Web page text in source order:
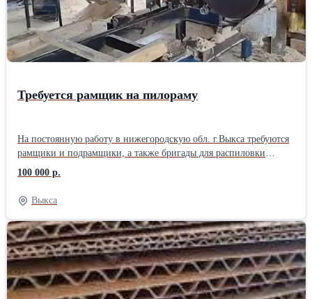
ч. Токарные работы минимальный заказ от 20 000 руб. Другие
услуги по обработке металла смотрите на официальном сайте
«Стальинтекс Трейд»
Требуется рамщик на пилораму
На постоянную работу в нижегородскую обл. г.Выкса требуются
рамщики и подрамщики, а также бригады для распиловки
кругляка (6м хвоя) на обрезной пиломатериал, 1700руб/м3 за
первый и второй сорт. Стабильная зарплата два раза в месяц.
График работы, вахтовый метод, или 5-6 дневка. Вахтовикам
100 000 р.
Выкса